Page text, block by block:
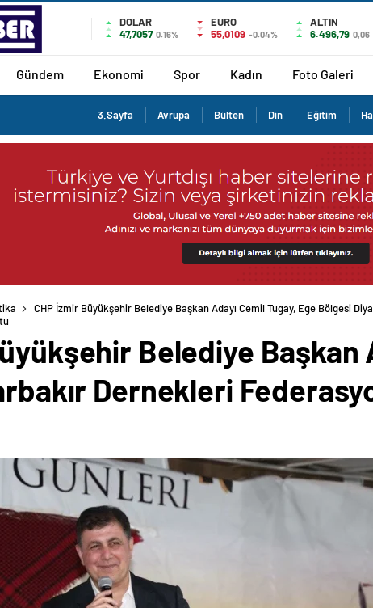
DOLAR
47,7057 0.16%
EURO
55,0109 -0.04%
ALTIN
6.496,79 0,06
Gündem Ekonomi Spor Kadın Foto Galeri
3.Sayfa Avrupa Bülten Din Eğitim
CHP İzmir Büyükşehir Belediye Başkan Adayı Cemil Tugay, Ege Bölgesi
Belediye Başkan
Dernekleri